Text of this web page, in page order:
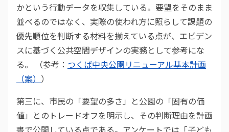
かという行動データを収集している。要望をそのまま
並べるのではなく、実際の使われ方に照らして課題の
優先順位を判断する材料を揃えている点が、エビデン
スに基づく公共空間デザインの実務として参考にな
る。 （参考： つくば中央公園リニューアル基本計画
（案） ）
第三に、市民の「要望の多さ」と公園の「固有の価
値」とのトレードオフを明示し、その判断理由を計画